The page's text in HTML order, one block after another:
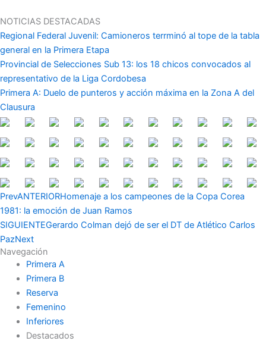
al
contenido
NOTICIAS DESTACADAS
Regional Federal Juvenil: Camioneros terrminó al tope de la tabla
general en la Primera Etapa
Provincial de Selecciones Sub 13: los 18 chicos convocados al
representativo de la Liga Cordobesa
Primera A: Duelo de punteros y acción máxima en la Zona A del
Clausura
PrevANTERIORHomenaje a los campeones de la Copa Corea
1981: la emoción de Juan Ramos
SIGUIENTEGerardo Colman dejó de ser el DT de Atlético Carlos
PazNext
Navegación
Primera A
Primera B
Reserva
Femenino
Inferiores
Destacados